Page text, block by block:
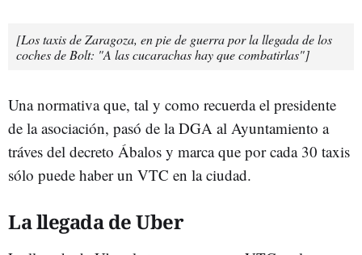
[Los taxis de Zaragoza, en pie de guerra por la llegada de los
coches de Bolt: "A las cucarachas hay que combatirlas"]
Una normativa que, tal y como recuerda el presidente
de la asociación, pasó de la DGA al Ayuntamiento a
tráves del decreto Ábalos y marca que por cada 30 taxis
sólo puede haber un VTC en la ciudad.
La llegada de Uber